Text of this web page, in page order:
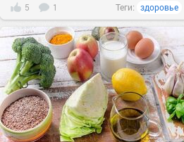
5 1 Теги: здоровье